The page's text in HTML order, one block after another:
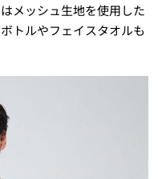
メッシュ生地を使用した
トルやフェイスタオルも